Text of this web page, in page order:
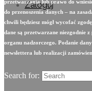
Zaloguj
przetwarzania lub prawo do
do przenoszenia danych – na
chwili będziesz mógł wycofać
dane są przetwarzane niezgodnie z
organu nadzorczego. Podanie
newslettera lub realizacji
Search for: